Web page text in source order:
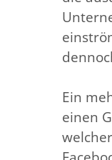
Ein
einen